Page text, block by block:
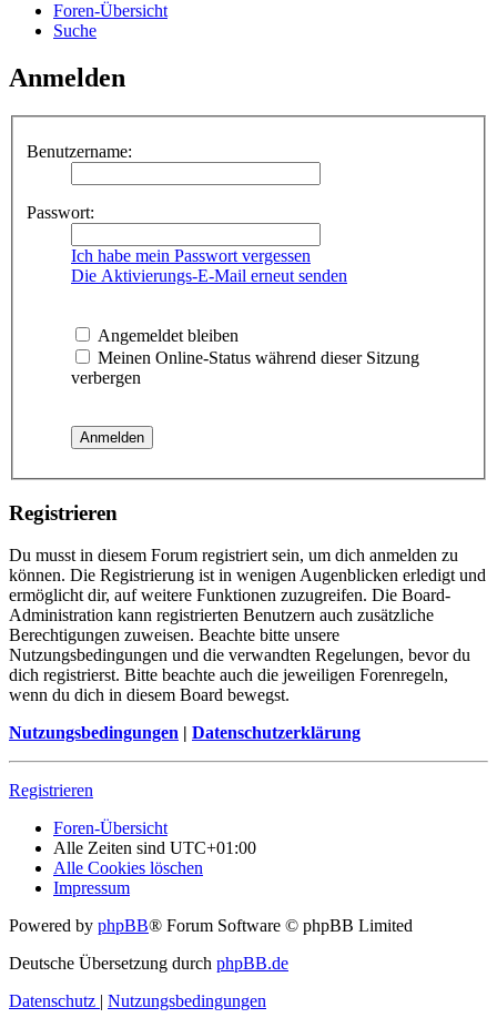
Foren-Übersicht
Suche
Anmelden
Benutzername:
Passwort:
Ich habe mein Passwort vergessen
Die Aktivierungs-E-Mail erneut senden
Angemeldet bleiben
Meinen Online-Status während dieser Sitzung
verbergen
Registrieren
Du musst in diesem Forum registriert sein, um dich anmelden zu
können. Die Registrierung ist in wenigen Augenblicken erledigt und
ermöglicht dir, auf weitere Funktionen zuzugreifen. Die Board-
Administration kann registrierten Benutzern auch zusätzliche
Berechtigungen zuweisen. Beachte bitte unsere
Nutzungsbedingungen und die verwandten Regelungen, bevor du
dich registrierst. Bitte beachte auch die jeweiligen Forenregeln,
wenn du dich in diesem Board bewegst.
Nutzungsbedingungen | Datenschutzerklärung
Registrieren
Foren-Übersicht
Alle Zeiten sind UTC+01:00
Alle Cookies löschen
Impressum
Powered by phpBB® Forum Software © phpBB Limited
Deutsche Übersetzung durch phpBB.de
Datenschutz | Nutzungsbedingungen